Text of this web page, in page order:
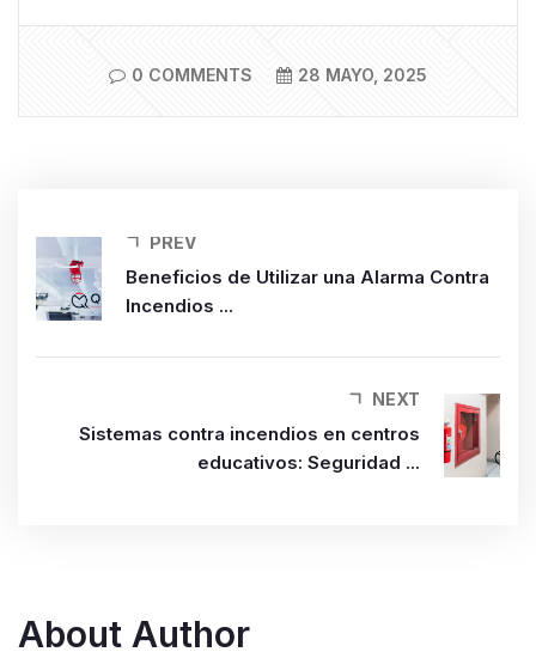
0 COMMENTS 28 MAYO, 2025
PREV
Beneficios de Utilizar una Alarma Contra
Incendios ...
NEXT
Sistemas contra incendios en centros
educativos: Seguridad ...
About Author